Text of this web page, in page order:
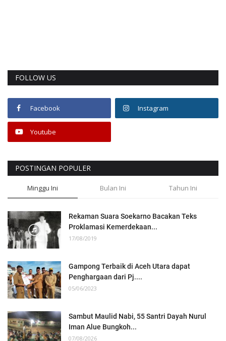
FOLLOW US
Facebook Instagram
Youtube
POSTINGAN POPULER
Minggu Ini Bulan Ini Tahun Ini
Rekaman Suara Soekarno Bacakan Teks
Proklamasi Kemerdekaan...
17/08/2019
Gampong Terbaik di Aceh Utara dapat
Penghargaan dari Pj....
05/06/2023
Sambut Maulid Nabi, 55 Santri Dayah Nurul
Iman Alue Bungkoh...
07/08/2026